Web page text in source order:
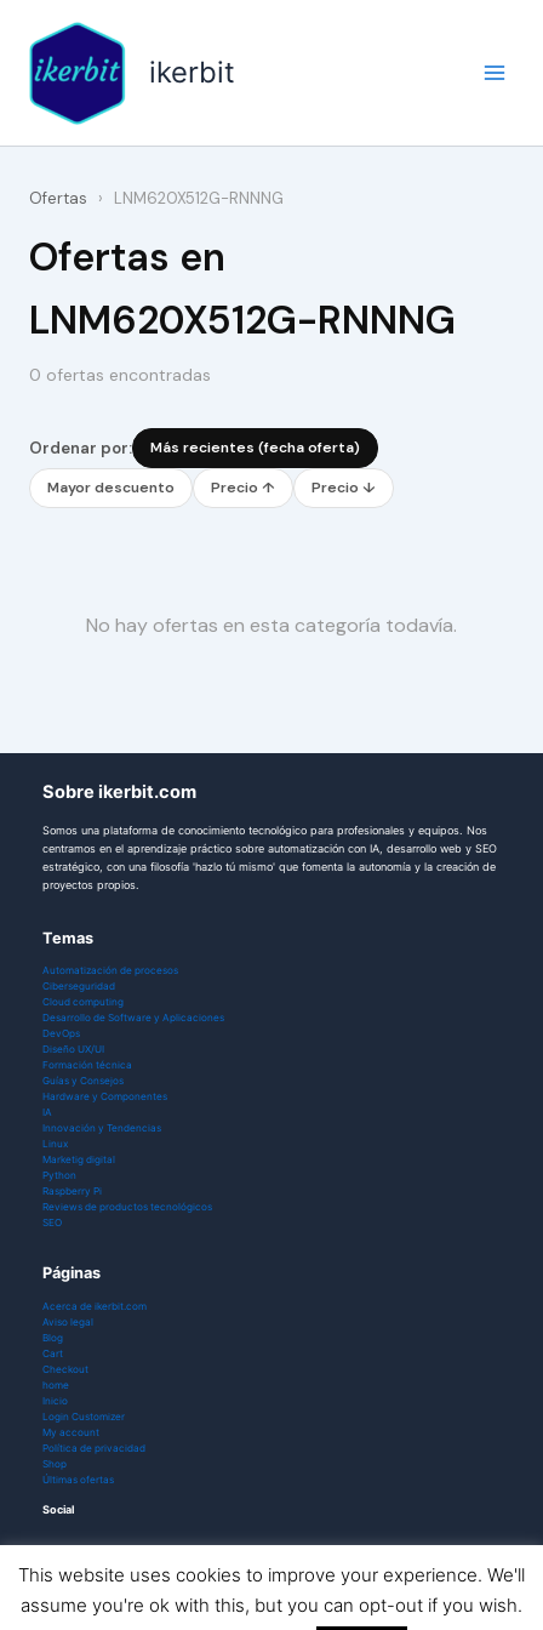
contenido
ikerbit
Ofertas › LNM620X512G-RNNNG
Ofertas en
LNM620X512G-RNNNG
0 ofertas encontradas
Ordenar por: Más recientes (fecha oferta)
Mayor descuento Precio ↑ Precio ↓
No hay ofertas en esta categoría todavía.
Sobre ikerbit.com
Somos una plataforma de conocimiento tecnológico para profesionales y equipos. Nos
centramos en el aprendizaje práctico sobre automatización con IA, desarrollo web y SEO
estratégico, con una filosofía 'hazlo tú mismo' que fomenta la autonomía y la creación de
proyectos propios.
Temas
Automatización de procesos
Ciberseguridad
Cloud computing
Desarrollo de Software y Aplicaciones
DevOps
Diseño UX/UI
Formación técnica
Guías y Consejos
Hardware y Componentes
IA
Innovación y Tendencias
Linux
Marketig digital
Python
Raspberry Pi
Reviews de productos tecnológicos
SEO
Páginas
Acerca de ikerbit.com
Aviso legal
Blog
Cart
Checkout
home
Inicio
Login Customizer
My account
Política de privacidad
Shop
Últimas ofertas
Social
Todos los derechos © 2026 ikerbit |Aviso de afiliación
This website uses cookies to improve your experience. We'll
assume you're ok with this, but you can opt-out if you wish.